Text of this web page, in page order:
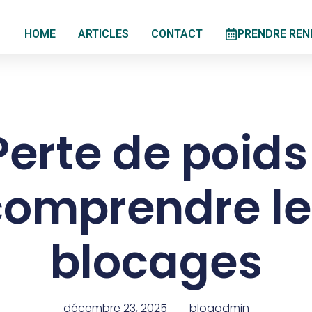
HOME ARTICLES CONTACT PRENDRE
de
blocages
décembre 23, 2025 blogadmin